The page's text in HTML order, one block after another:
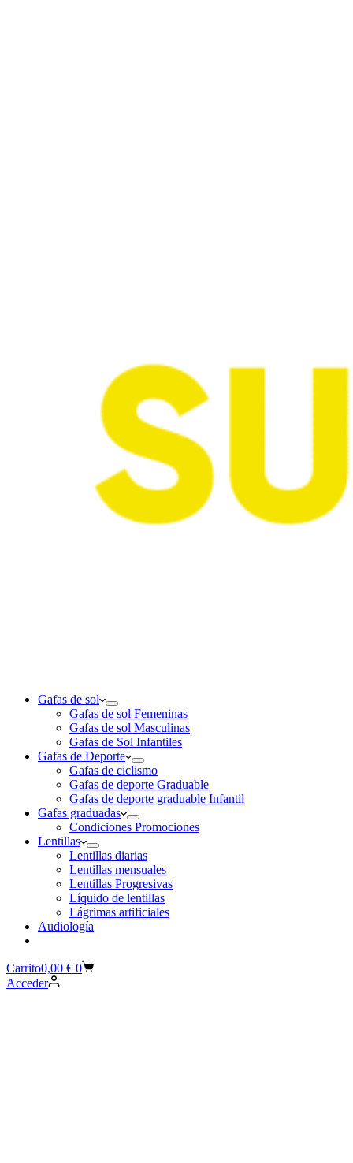
Gafas de sol
Gafas de sol Femeninas
Gafas de sol Masculinas
Gafas de Sol Infantiles
Gafas de Deporte
Gafas de ciclismo
Gafas de deporte Graduable
Gafas de deporte graduable Infantil
Gafas graduadas
Condiciones Promociones
Lentillas
Lentillas diarias
Lentillas mensuales
Lentillas Progresivas
Líquido de lentillas
Lágrimas artificiales
Audiología
Carrito0,00 € 0
Acceder